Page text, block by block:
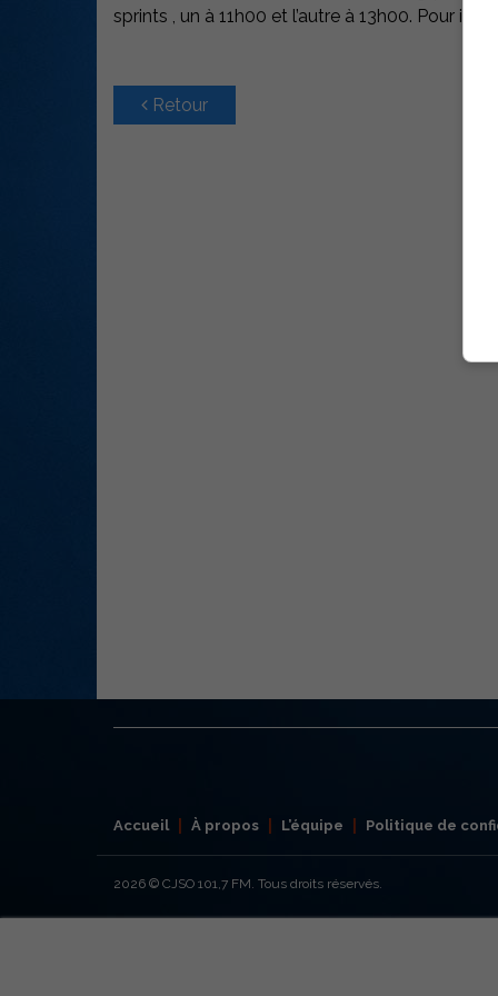
sprints , un à 11h00 et l’autre à 13h00. Pour
Retour
Accueil À propos L’équipe Politique de
2026 © CJSO 101,7 FM. Tous droits réservés.